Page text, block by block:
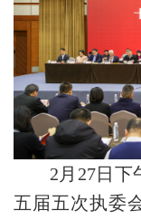
2月27日
五届五次执委